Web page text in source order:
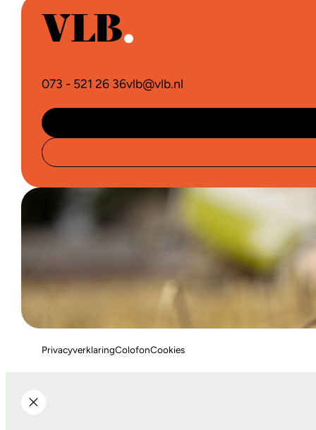
073 - 521 26 36vlb@vlb.nl
PrivacyverklaringColofonCookies